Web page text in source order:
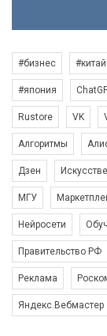
#бизнес #китай
#япония
Rustore VK
Алгоритмы
Дзен
МГУ
Нейросети
Правительство РФ
Реклама
Яндекс.Вебмастер